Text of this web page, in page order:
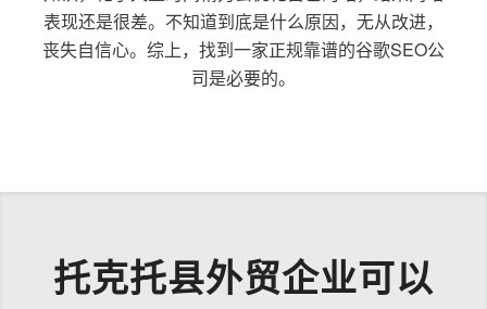
表现还是很差。不知道到底是什么原因，无从改进，
丧失自信心。综上，找到一家正规靠谱的谷歌SEO公
司是必要的。
托克托县外贸企业可以